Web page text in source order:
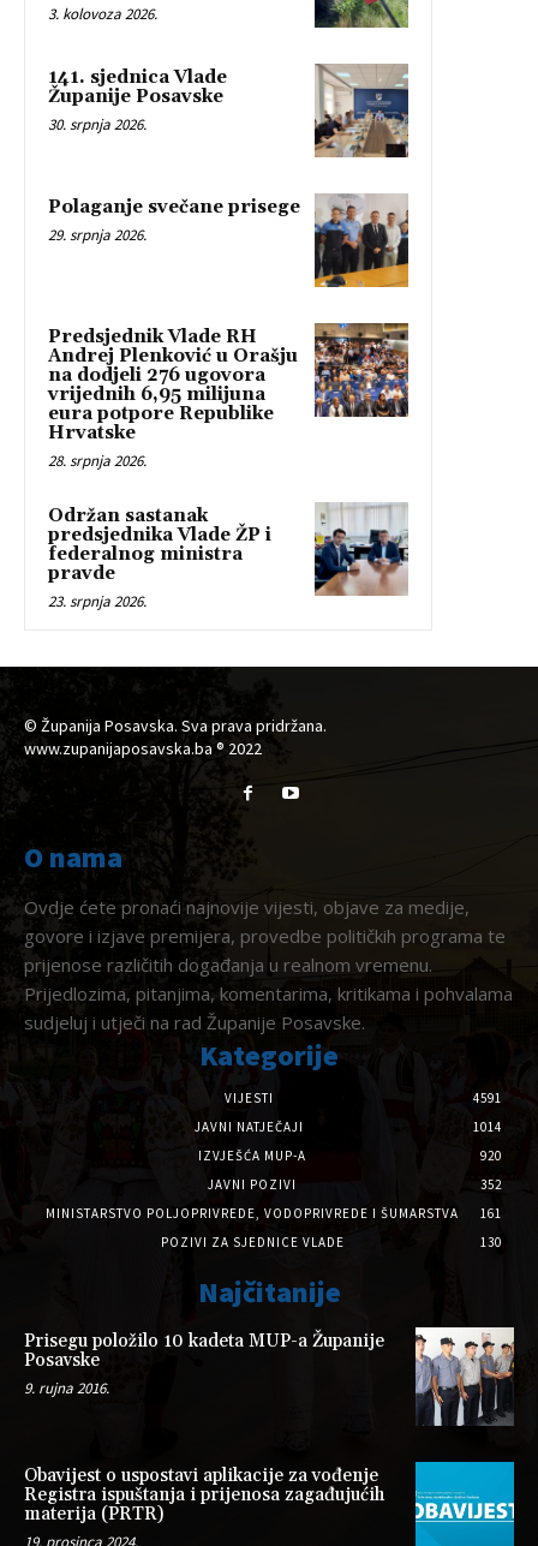
3. kolovoza 2026.
141. sjednica Vlade
Županije Posavske
30. srpnja 2026.
Polaganje svečane prisege
29. srpnja 2026.
Predsjednik Vlade RH
Andrej Plenković u Orašju
na dodjeli 276 ugovora
vrijednih 6,95 milijuna
eura potpore Republike
Hrvatske
28. srpnja 2026.
Održan sastanak
predsjednika Vlade ŽP i
federalnog ministra
pravde
23. srpnja 2026.
© Županija Posavska. Sva prava pridržana.
www.zupanijaposavska.ba ® 2022
O nama
Ovdje ćete pronaći najnovije vijesti, objave za medije,
govore i izjave premijera, provedbe političkih programa te
prijenose različitih događanja u realnom vremenu.
Prijedlozima, pitanjima, komentarima, kritikama i pohvalama
sudjeluj i utječi na rad Županije Posavske.
Kategorije
VIJESTI
4591
JAVNI NATJEČAJI
1014
IZVJEŠĆA MUP-A
920
JAVNI POZIVI
352
MINISTARSTVO POLJOPRIVREDE, VODOPRIVREDE I ŠUMARSTVA
161
POZIVI ZA SJEDNICE VLADE
130
Najčitanije
Prisegu položilo 10 kadeta MUP-a Županije
Posavske
9. rujna 2016.
Obavijest o uspostavi aplikacije za vođenje
Registra ispuštanja i prijenosa zagađujućih
materija (PRTR)
19. prosinca 2024.